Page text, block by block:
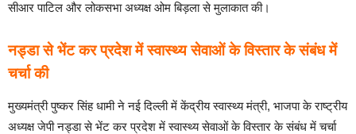
सीआर पाटिल और लोकसभा अध्यक्ष ओम बिड़ला से मुलाकात की।
नड्डा से भेंट कर प्रदेश में स्वास्थ्य सेवाओं के विस्तार के संबंध में
चर्चा की
मुख्यमंत्री पुष्कर सिंह धामी ने नई दिल्ली में केंद्रीय स्वास्थ्य मंत्री, भाजपा के राष्ट्रीय
अध्यक्ष जेपी नड्डा से भेंट कर प्रदेश में स्वास्थ्य सेवाओं के विस्तार के संबंध में चर्चा